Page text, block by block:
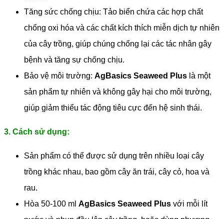
Tăng sức chống chịu: Tảo biển chứa các hợp chất
chống oxi hóa và các chất kích thích miễn dịch tự nhiên
của cây trồng, giúp chúng chống lại các tác nhân gây
bệnh và tăng sự chống chịu.
Bảo vệ môi trường: AgBasics Seaweed Plus là một
sản phẩm tự nhiên và không gây hại cho môi trường,
giúp giảm thiểu tác động tiêu cực đến hệ sinh thái.
3. Cách sử dụng:
Sản phẩm có thể được sử dụng trên nhiều loại cây
trồng khác nhau, bao gồm cây ăn trái, cây cỏ, hoa và
rau.
Hòa 50-100 ml AgBasics Seaweed Plus với mỗi lít